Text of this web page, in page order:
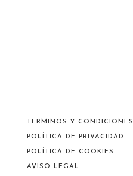
TERMINOS Y CONDICIONES
POLÍTICA DE PRIVACIDAD
POLÍTICA DE COOKIES
AVISO LEGAL